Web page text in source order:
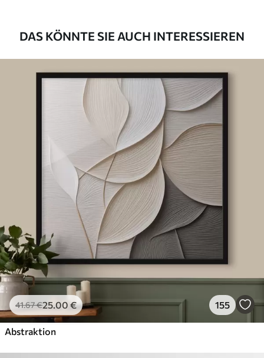
DAS KÖNNTE SIE AUCH INTERESSIEREN
41.67€25.00 € 155
Abstraktion